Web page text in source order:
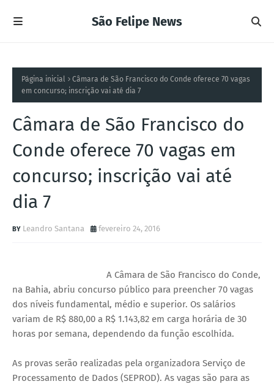
São Felipe News
Página inicial
Câmara de São Francisco do Conde oferece 70 vagas
em concurso; inscrição vai até dia 7
Câmara de São Francisco do
Conde oferece 70 vagas em
concurso; inscrição vai até
dia 7
Leandro Santana fevereiro 24, 2016
A Câmara de São Francisco do Conde,
na Bahia, abriu concurso público para preencher 70 vagas
dos níveis fundamental, médio e superior. Os salários
variam de R$ 880,00 a R$ 1.143,82 em carga horária de 30
horas por semana, dependendo da função escolhida.
As provas serão realizadas pela organizadora Serviço de
Processamento de Dados (SEPROD). As vagas são para as